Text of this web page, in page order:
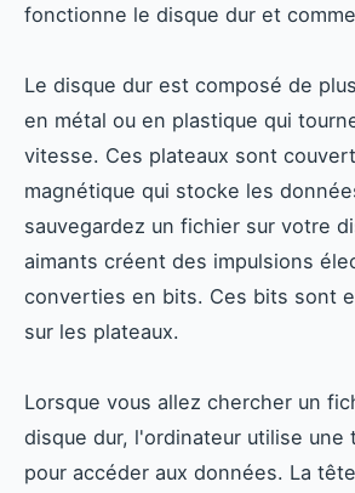
fonctionne le disque dur et
Le disque dur est composé de
en métal ou en plastique qui
vitesse. Ces plateaux sont
magnétique qui stocke les
sauvegardez un fichier sur votre
aimants créent des impulsions
converties en bits. Ces bits sont
sur les plateaux.
Lorsque vous allez chercher un
disque dur, l'ordinateur utilise une
pour accéder aux données. La